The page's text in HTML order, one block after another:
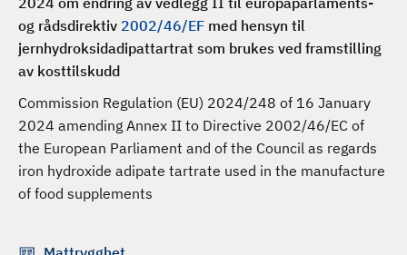
og rådsdirektiv 2002/46/EF med hensyn til
jernhydroksidadipattartrat som brukes ved framstilling
av kosttilskudd
Commission Regulation (EU) 2024/248 of 16 January
2024 amending Annex II to Directive 2002/46/EC of
the European Parliament and of the Council as regards
iron hydroxide adipate tartrate used in the manufacture
of food supplements